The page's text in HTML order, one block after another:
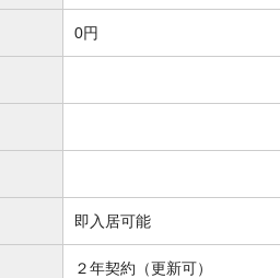
0円
即入居可能
２年契約（更新可）